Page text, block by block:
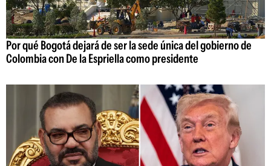
Por qué Bogotá dejará de ser la sede única del gobierno de
Colombia con De la Espriella como presidente